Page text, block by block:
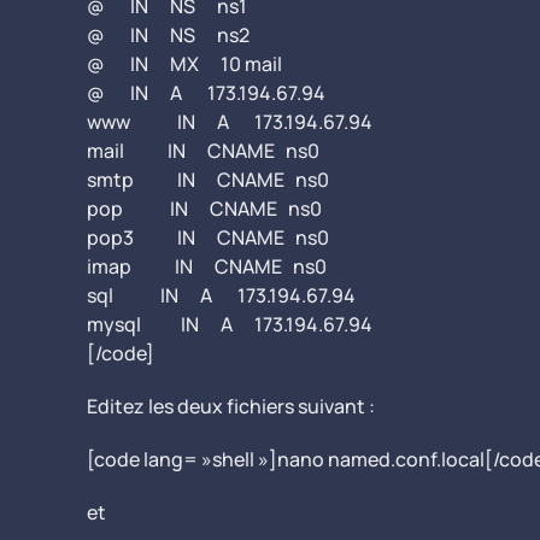
@ IN NS ns1
@ IN NS ns2
@ IN MX 10 mail
@ IN A 173.194.67.94
www IN A 173.194.67.94
mail IN CNAME ns0
smtp IN CNAME ns0
pop IN CNAME ns0
pop3 IN CNAME ns0
imap IN CNAME ns0
sql IN A 173.194.67.94
mysql IN A 173.194.67.94
[/code]
Editez les deux fichiers suivant :
[code lang= »shell »]nano named.conf.local[/
et